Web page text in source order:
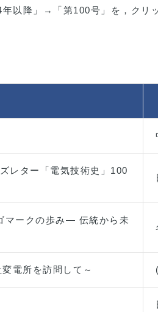
以降」→「第100号」を，クリ
レター「電気技術史」100
マークの歩み― 伝統から未
電所を訪問して～